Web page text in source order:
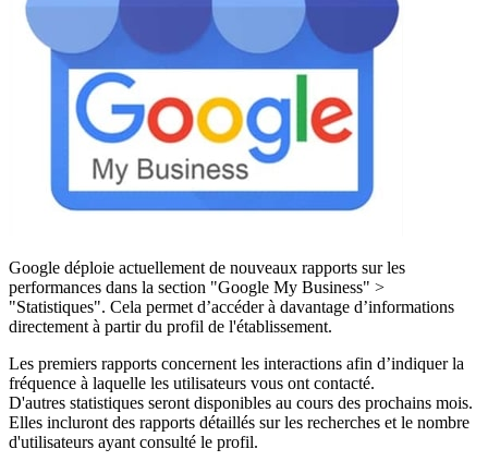
Google déploie actuellement de nouveaux rapports sur les
performances dans la section "Google My Business" >
"Statistiques". Cela permet d’accéder à davantage d’informations
directement à partir du profil de l'établissement.
Les premiers rapports concernent les interactions afin d’indiquer la
fréquence à laquelle les utilisateurs vous ont contacté.
D'autres statistiques seront disponibles au cours des prochains mois.
Elles incluront des rapports détaillés sur les recherches et le nombre
d'utilisateurs ayant consulté le profil.